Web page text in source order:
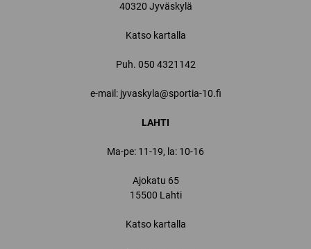
40320 Jyväskylä
Katso kartalla
Puh. 050 4321142
e-mail: jyvaskyla@sportia-10.fi
LAHTI
Ma-pe: 11-19, la: 10-16
Ajokatu 65
15500 Lahti
Katso kartalla